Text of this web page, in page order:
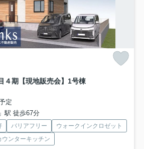
４期【現地販売会】 1号棟
定
駅 徒歩67分
バリアフリー
ウォークインクロゼット
ウンターキッチン